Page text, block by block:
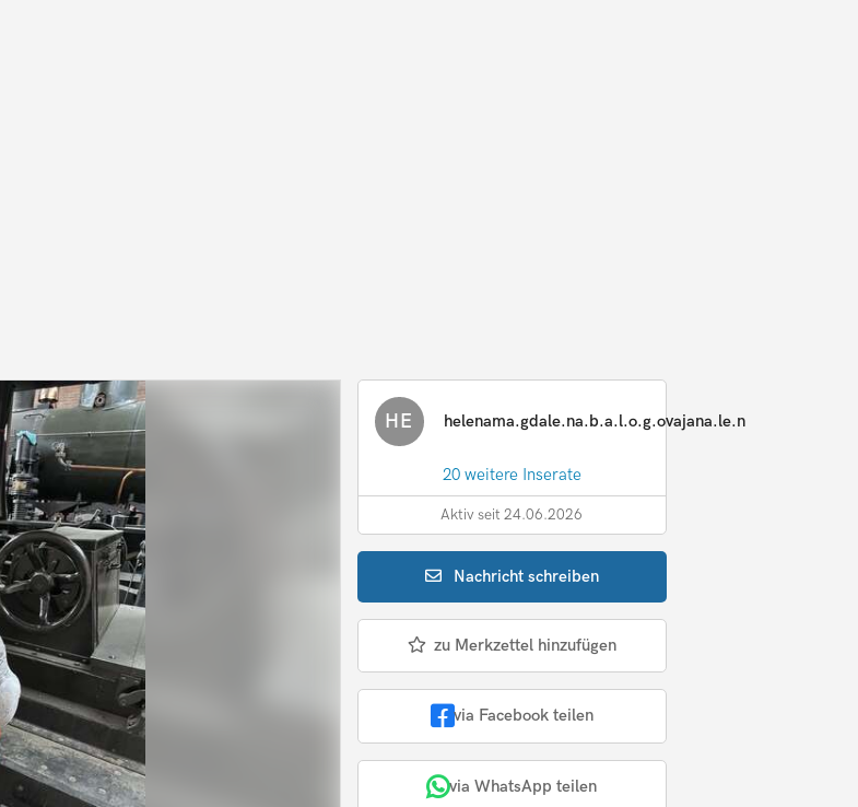
HE helenama.gdale.na.b.a.l.o.g.ovajana.le.n
20 weitere Inserate
Aktiv seit 24.06.2026
Nachrichtschreiben
zu Merkzettel hinzufügen
via Facebook teilen
via WhatsApp teilen